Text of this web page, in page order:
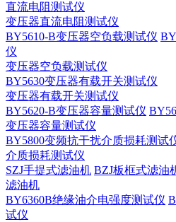
直流电阻测试仪
变压器直流电阻测试仪
BY5610-B变压器空负载测试仪
仪
变压器空负载测试仪
BY5630变压器有载开关测试仪
变压器有载开关测试仪
BY5620-B变压器容量测试仪
变压器容量测试仪
BY5800变频抗干扰介质损耗测试
介质损耗测试仪
SZJ手提式滤油机 BZJ板框式滤油
滤油机
BY6360B绝缘油介电强度测试仪
试仪